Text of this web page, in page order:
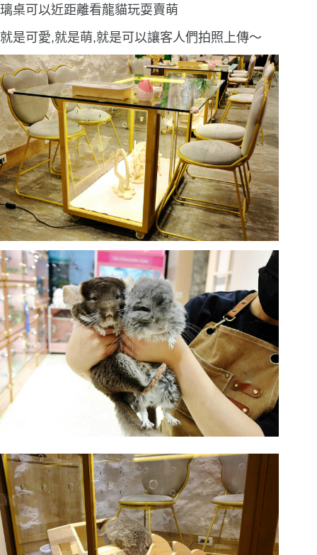
璃桌可以近距離看龍貓玩耍賣萌
就是可愛,就是萌,就是可以讓客人們拍照上傳〜